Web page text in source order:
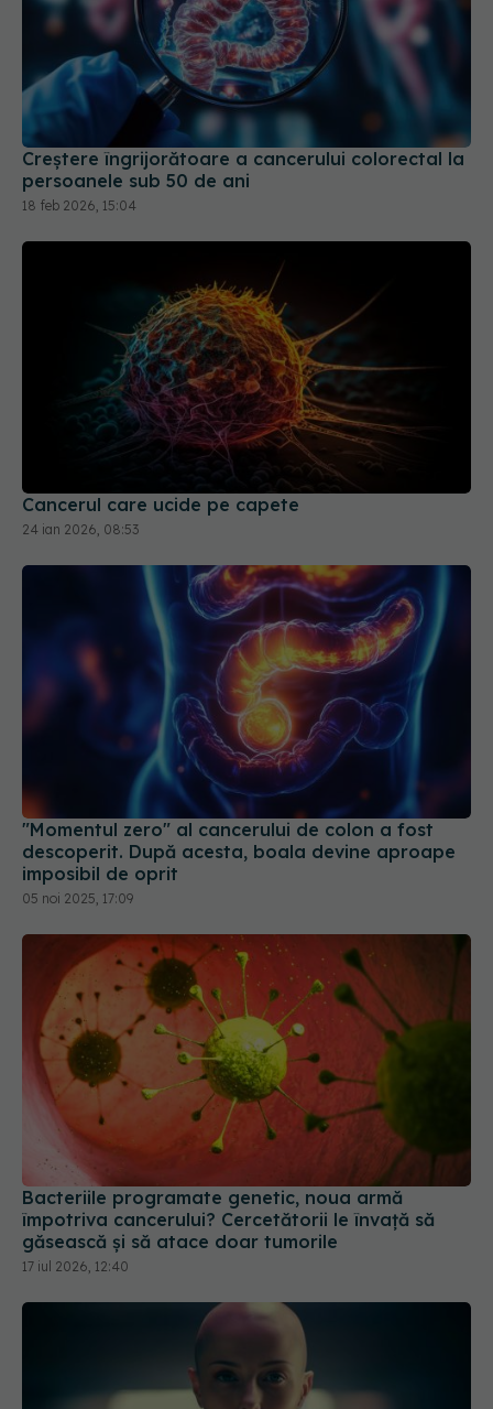
Creștere îngrijorătoare a cancerului colorectal la
persoanele sub 50 de ani
18 feb 2026, 15:04
Cancerul care ucide pe capete
24 ian 2026, 08:53
"Momentul zero" al cancerului de colon a fost
descoperit. După acesta, boala devine aproape
imposibil de oprit
05 noi 2025, 17:09
Bacteriile programate genetic, noua armă
împotriva cancerului? Cercetătorii le învață să
găsească și să atace doar tumorile
17 iul 2026, 12:40